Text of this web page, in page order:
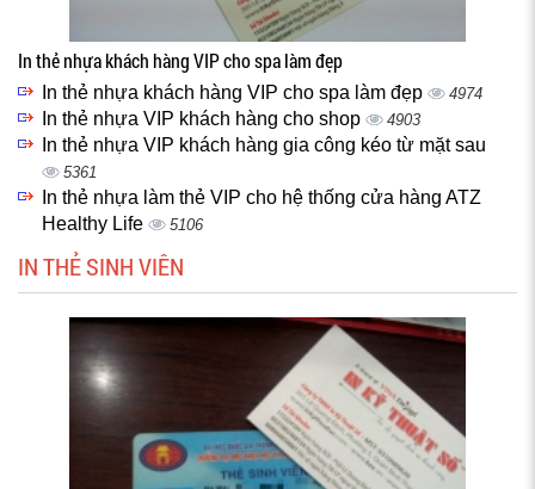
In thẻ nhựa khách hàng VIP cho spa làm đẹp
In thẻ nhựa khách hàng VIP cho spa làm đẹp 4974
In thẻ nhựa VIP khách hàng cho shop 4903
In thẻ nhựa VIP khách hàng gia công kéo từ mặt sau
5361
In thẻ nhựa làm thẻ VIP cho hệ thống cửa hàng ATZ
Healthy Life
5106
IN THẺ SINH VIÊN